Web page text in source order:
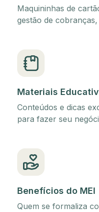
Maquininhas de
gestão de
Materiais
Conteúdos e dicas
para fazer seu
Benefícios do MEI
Quem se formaliza